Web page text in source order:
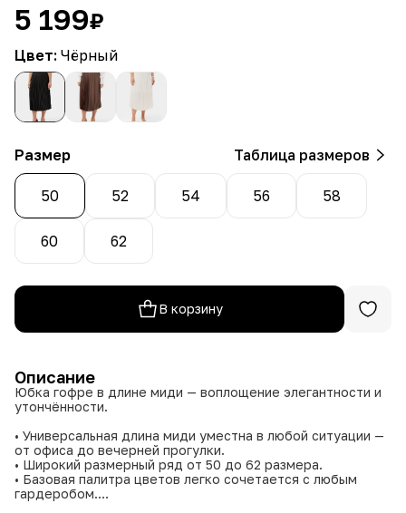
5 199₽
Цвет: Чёрный
Размер Таблица размеров
50 52 54 56 58
60 62
В корзину
Описание
Юбка гофре в длине миди — воплощение элегантности и
утончённости.
• Универсальная длина миди уместна в любой ситуации —
от офиса до вечерней прогулки.
• Широкий размерный ряд от 50 до 62 размера.
• Базовая палитра цветов легко сочетается с любым
гардеробом.